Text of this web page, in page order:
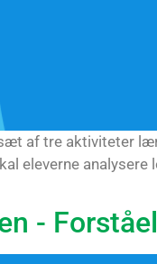
af tre aktiviteter
eleverne
-